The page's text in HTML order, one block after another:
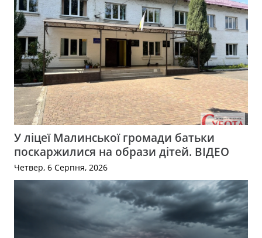
У ліцеї Малинської громади батьки
поскаржилися на образи дітей. ВІДЕО
Четвер, 6 Серпня, 2026